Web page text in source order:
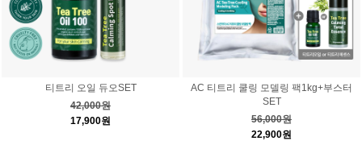
티트리 오일 듀오SET
42,000원
17,900원
AC 티트리 쿨링 모델링 팩1kg+부스터
SET
56,000원
22,900원